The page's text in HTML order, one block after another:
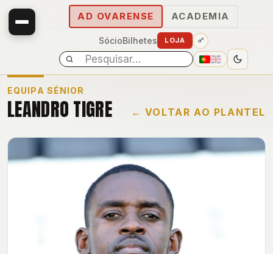
AD OVARENSE ACADEMIA
SócioBilhetes LOJA
EQUIPA SÉNIOR
LEANDRO TIGRE ← VOLTAR AO PLANTEL